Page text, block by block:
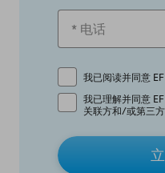
我已阅读并同意
我已理解并同意
关联方和/或第三